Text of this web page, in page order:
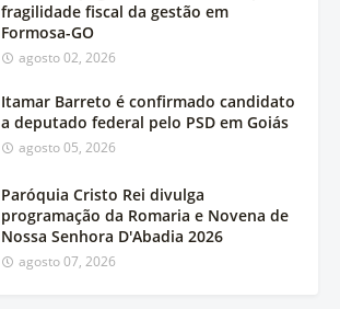
fragilidade fiscal da gestão em
Formosa-GO
agosto 02, 2026
Itamar Barreto é confirmado candidato
a deputado federal pelo PSD em Goiás
agosto 05, 2026
Paróquia Cristo Rei divulga
programação da Romaria e Novena de
Nossa Senhora D'Abadia 2026
agosto 07, 2026